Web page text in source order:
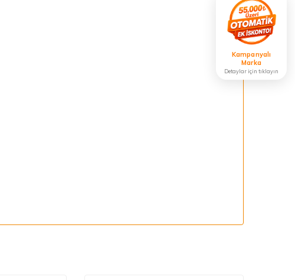
Kampanyalı
Marka
Detaylar için tıklayın